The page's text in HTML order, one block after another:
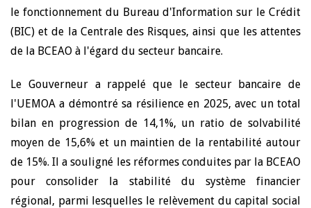
le fonctionnement du Bureau d'Information sur le Crédit
(BIC) et de la Centrale des Risques, ainsi que les attentes
de la BCEAO à l'égard du secteur bancaire.
Le Gouverneur a rappelé que le secteur bancaire de
l'UEMOA a démontré sa résilience en 2025, avec un total
bilan en progression de 14,1%, un ratio de solvabilité
moyen de 15,6% et un maintien de la rentabilité autour
de 15%. Il a souligné les réformes conduites par la BCEAO
pour consolider la stabilité du système financier
régional, parmi lesquelles le relèvement du capital social